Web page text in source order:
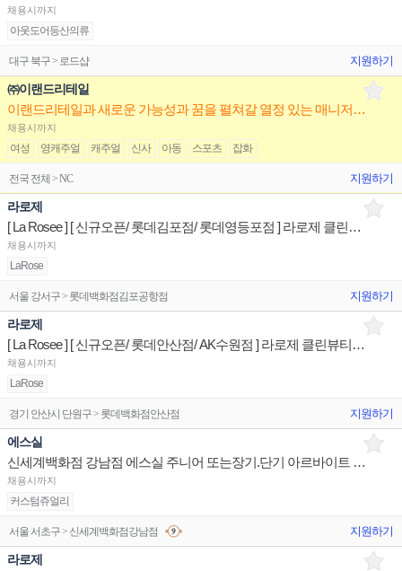
채용시까지
아웃도어등산의류
대구 북구 > 로드샵 지원하기
㈜이랜드리테일
이랜드리테일과 새로운 가능성과 꿈을 펼쳐갈 열정 있는 매니저님을 구인합니다.
채용시까지
여성 영캐주얼 캐주얼 신사 아동 스포츠 잡화
전국 전체 > NC 지원하기
라로제
[ La Rosee ] [ 신규오픈/ 롯데김포점/ 롯데영등포점 ] 라로제 클린뷰티 매장 유지관리 판매직원
채용시까지
LaRose
서울 강서구 > 롯데백화점김포공항점 지원하기
라로제
[ La Rosee ] [ 신규오픈/ 롯데안산점/ AK수원점 ] 라로제 클린뷰티 매장 유지관리 판매직원
채용시까지
LaRose
경기 안산시 단원구 > 롯데백화점안산점 지원하기
에스실
신세계백화점 강남점 에스실 주니어 또는장기.단기 아르바이트 구인합니다.
채용시까지
커스텀쥬얼리
서울 서초구 > 신세계백화점강남점 지원하기
라로제